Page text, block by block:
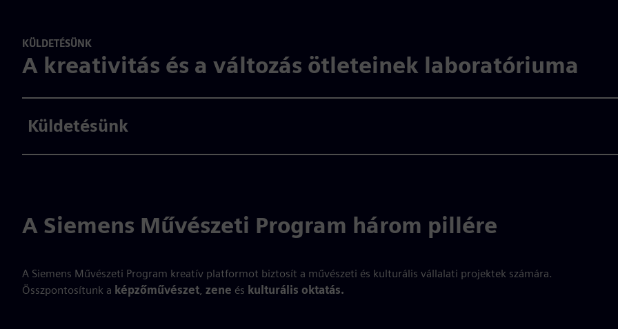
KÜLDETÉSÜNK
A kreativitás és a változás ötleteinek laboratóriuma
Küldetésünk
A Siemens Művészeti Program három pillére
A Siemens Művészeti Program kreatív platformot biztosít a művészeti és kulturális vállalati projektek számára.
Összpontosítunk a képzőművészet zene és kulturális oktatás.